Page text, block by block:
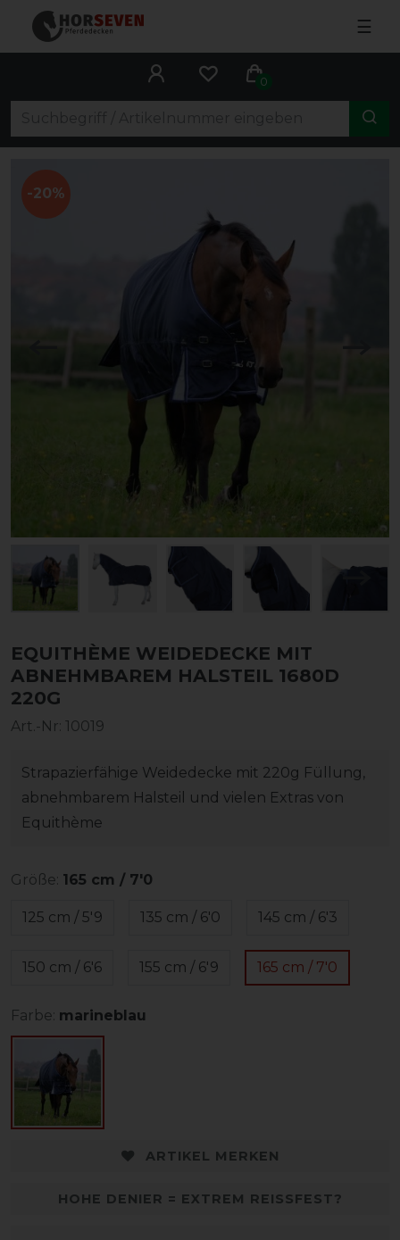
☰
0
-20%
EQUITHÈME WEIDEDECKE MIT
ABNEHMBAREM HALSTEIL 1680D
220G
Art.-Nr: 10019
Strapazierfähige Weidedecke mit 220g Füllung,
abnehmbarem Halsteil und vielen Extras von
Equithème
Größe: 165 cm / 7'0
125 cm / 5'9 135 cm / 6'0 145 cm / 6'3
150 cm / 6'6 155 cm / 6'9 165 cm / 7'0
Farbe: marineblau
ARTIKEL MERKEN
HOHE DENIER = EXTREM REISSFEST?